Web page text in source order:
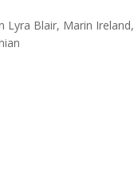
Lyra Blair, Marin Ireland,